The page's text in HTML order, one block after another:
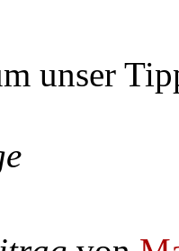
unser